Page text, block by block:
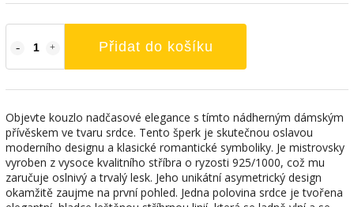
Přidat do košíku
Objevte kouzlo nadčasové elegance s tímto nádherným dámským
přívěskem ve tvaru srdce. Tento šperk je skutečnou oslavou
moderního designu a klasické romantické symboliky. Je mistrovsky
vyroben z vysoce kvalitního stříbra o ryzosti 925/1000, což mu
zaručuje oslnivý a trvalý lesk. Jeho unikátní asymetrický design
okamžitě zaujme na první pohled. Jedna polovina srdce je tvořena